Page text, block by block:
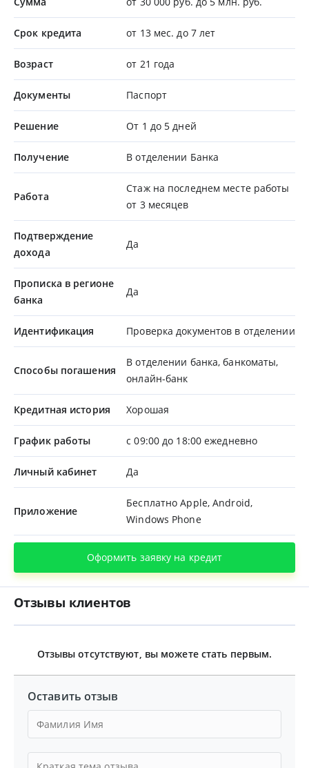
Срок кредита от 13 мес. до 7 лет
Возраст от 21 года
Документы Паспорт
Решение От 1 до 5 дней
Получение В отделении Банка
Работа
Стаж на последнем месте работы
от 3 месяцев
Подтверждение
дохода
Да
Прописка в регионе
банка
Да
Идентификация Проверка документов в отделении
Способы погашения
В отделении банка, банкоматы,
онлайн-банк
Кредитная история Хорошая
График работы с 09:00 до 18:00 ежедневно
Личный кабинет Да
Приложение
Бесплатно Apple, Android,
Windows Phone
Оформить заявку на кредит
Отзывы клиентов
Отзывы отсутствуют, вы можете стать первым.
Оставить отзыв